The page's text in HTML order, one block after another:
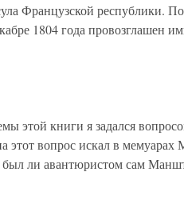
Французской республики.
1804 года провозглашен
этой книги я задался
этот вопрос искал в
был ли авантюристом сам